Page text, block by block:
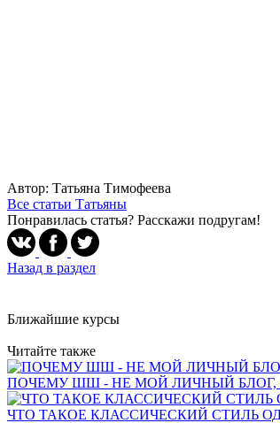
Автор: Татьяна Тимофеева
Все статьи Татьяны
Понравилась статья? Расскажи подругам!
Назад в раздел
Ближайшие курсы
Читайте также
ПОЧЕМУ ШШ - НЕ МОЙ ЛИЧНЫЙ
ЧТО ТАКОЕ КЛАССИЧЕСКИЙ СТИЛЬ